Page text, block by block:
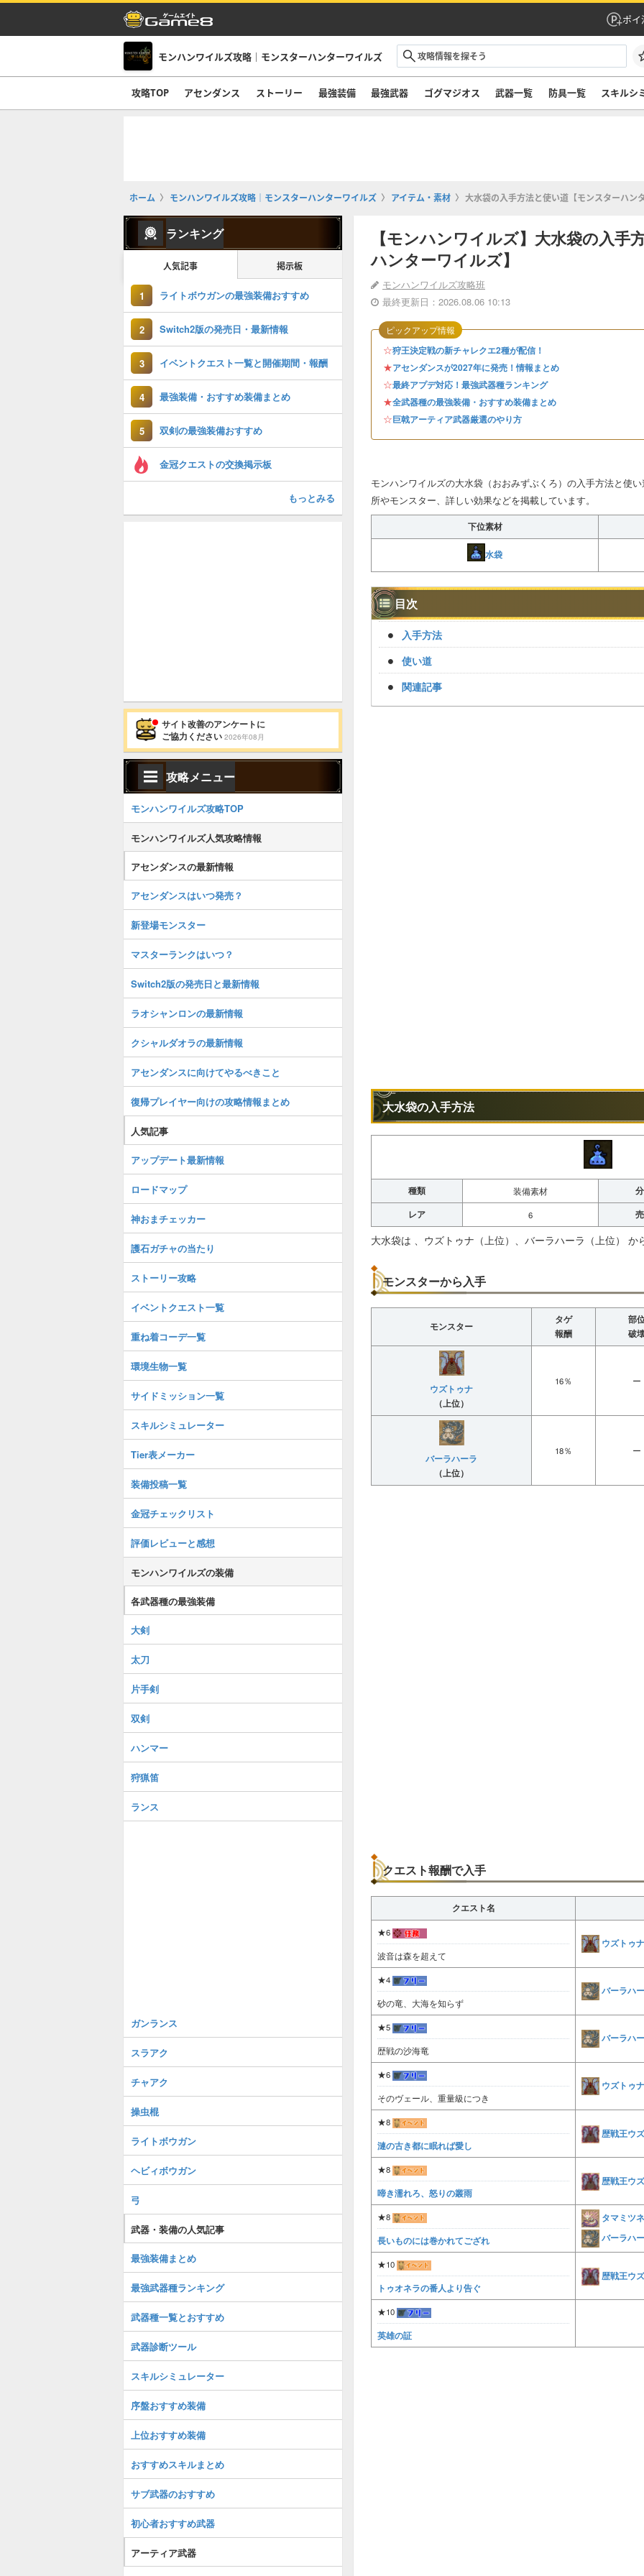
ポイ
モンハンワイルズ攻略｜モンスターハンターワイルズ
攻略TOP アセンダンス ストーリー 最強装備 最強武器 ゴグマジオス 武器一覧 防具一覧 スキルシ
ホーム モンハンワイルズ攻略｜モンスターハンターワイルズ アイテム・素材 大水袋の入手方法と使い道【モンスターハン
【モンハンワイルズ】大水袋の入手
ハンターワイルズ】
モンハンワイルズ攻略班
最終更新日：2026.08.06 10:13
☆狩王決定戦の新チャレクエ2種が配信！
★アセンダンスが2027年に発売！情報まとめ
☆最終アプデ対応！最強武器種ランキング
★全武器種の最強装備・おすすめ装備まとめ
☆巨戟アーティア武器厳選のやり方
ピックアップ情報
モンハンワイルズの大水袋（おおみずぶくろ）の入手方法と使
所やモンスター、詳しい効果などを掲載しています。
下位素材
水袋
目次
入手方法
使い道
関連記事
大水袋の入手方法
種類 装備素材
レア
6
大水袋は 、ウズトゥナ（上位）、バーラハーラ（上位） か
モンスターから入手
モンスター
タゲ
報酬
部
破
ウズトゥナ
（上位）
16％ ー
バーラハーラ
（上位）
18％ ー
クエスト報酬で入手
クエスト名
★6
波音は森を超えて
ウズトゥナ
★4
砂の竜、大海を知らず
バーラハ
★5
歴戦の沙海竜
バーラハ
★6
そのヴェール、重量級につき
ウズトゥナ
★8
漣の古き都に眠れば愛し
歴戦王ウ
★8
啼き濡れろ、怒りの叢雨
歴戦王ウ
★8
長いものには巻かれてござれ
タマミツネ
バーラハ
★10
トゥオネラの番人より告ぐ
歴戦王ウ
★10
英雄の証
ランキング
人気記事 掲示板
1 ライトボウガンの最強装備おすすめ
2 Switch2版の発売日・最新情報
3 イベントクエスト一覧と開催期間・報酬
4 最強装備・おすすめ装備まとめ
5 双剣の最強装備おすすめ
金冠クエストの交換掲示板
もっとみる
サイト改善のアンケートに
ご協力ください 2026年08月
攻略メニュー
モンハンワイルズ攻略TOP
モンハンワイルズ人気攻略情報
アセンダンスの最新情報
アセンダンスはいつ発売？
新登場モンスター
マスターランクはいつ？
Switch2版の発売日と最新情報
ラオシャンロンの最新情報
クシャルダオラの最新情報
アセンダンスに向けてやるべきこと
復帰プレイヤー向けの攻略情報まとめ
人気記事
アップデート最新情報
ロードマップ
神おまチェッカー
護石ガチャの当たり
ストーリー攻略
イベントクエスト一覧
重ね着コーデ一覧
環境生物一覧
サイドミッション一覧
スキルシミュレーター
Tier表メーカー
装備投稿一覧
金冠チェックリスト
評価レビューと感想
モンハンワイルズの装備
各武器種の最強装備
大剣
太刀
片手剣
双剣
ハンマー
狩猟笛
ランス
ガンランス
スラアク
チャアク
操虫棍
ライトボウガン
ヘビィボウガン
弓
武器・装備の人気記事
最強装備まとめ
最強武器種ランキング
武器種一覧とおすすめ
武器診断ツール
スキルシミュレーター
序盤おすすめ装備
上位おすすめ装備
おすすめスキルまとめ
サブ武器のおすすめ
初心者おすすめ武器
アーティア武器